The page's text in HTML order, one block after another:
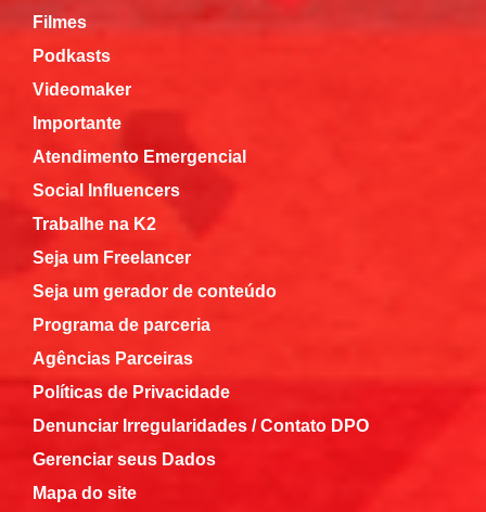
Filmes
Podkasts
Videomaker
Importante
Atendimento Emergencial
Social Influencers
Trabalhe na K2
Seja um Freelancer
Seja um gerador de conteúdo
Programa de parceria
Agências Parceiras
Políticas de Privacidade
Denunciar Irregularidades / Contato DPO
Gerenciar seus Dados
Mapa do site